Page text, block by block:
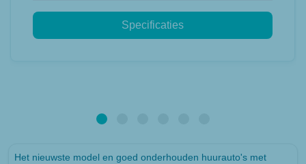
Specificaties
Het nieuwste model en goed onderhouden huurauto's met